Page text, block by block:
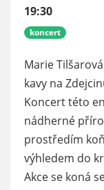
19:30
koncert
Marie
kavy na
Koncert této
nádherné
prostředím
výhledem do
Akce se koná